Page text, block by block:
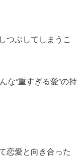
つぶしてしまうこ
な“重すぎる愛”の持
恋愛と向き合った